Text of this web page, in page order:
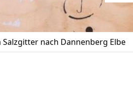
Salzgitter nach Dannenberg Elbe